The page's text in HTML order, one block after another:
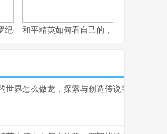
公园，穿梭时空的驯龙之旅**
和平精英如何看自己的，一场沉浸式的
世界怎么做龙，探索与创造传说的征途**